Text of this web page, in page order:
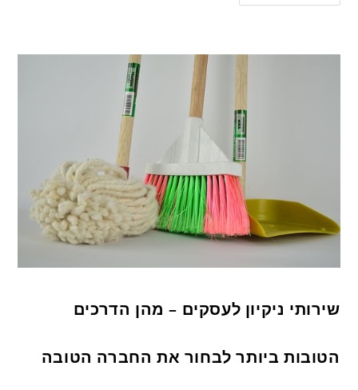
שירותי ניקיון לעסקים – מהן הדרכים
הטובות ביותר לבחור את החברה הטובה